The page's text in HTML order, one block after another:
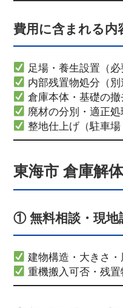
費用に含まれる内
足場・養生設置（必
内部残置物処分（別
倉庫本体・基礎の撤
廃材の分別・適正処
整地仕上げ（駐車場
東海市 倉庫解
① 無料相談・現地
建物構造・大きさ
重機搬入可否・残